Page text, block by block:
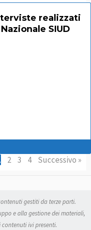
realizzati
SIUD
2 3 4 Successivo »
gestiti da terze parti.
e alla gestione dei materiali,
ivi presenti.